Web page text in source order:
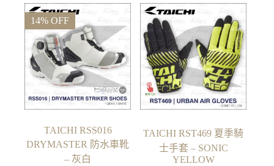
有
多
種
款
式。
可
在
品
頁
面
有
多
種
款
式。
可
在
品
頁
面
14% OFF
TAICHI RSS016
DRYMASTER 防水車靴
– 灰白
TAICHI RST469 夏季騎
士手套 – SONIC
YELLOW